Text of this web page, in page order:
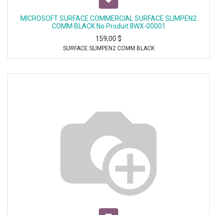
MICROSOFT SURFACE COMMERCIAL SURFACE SLIMPEN2
COMM BLACK No Produit:8WX-00001
159,00 $
SURFACE SLIMPEN2 COMM BLACK